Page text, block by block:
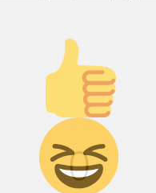
Палец
вверх!
0
Дикий
смех!